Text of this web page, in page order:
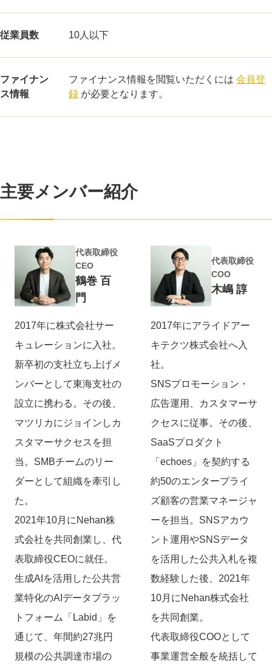
従業員数 10人以下
ファイナン
ス情報
ファイナンス情報を閲覧いただくには 会員登
録 が必要となります。
主要メンバー紹介
代表取締役
CEO
鶴巻 百
門
2017年に株式会社サー
キュレーションに入社。
新卒初の支社立ち上げメ
ンバーとして東海支社の
設立に携わる。その後、
マツリカにジョインしカ
スタマーサクセスを担
当。SMBチームのリー
ダーとして組織を牽引し
た。
2021年10月にNehan株
式会社を共同創業し、代
表取締役CEOに就任。
生成AIを活用した公共営
業特化のAIデータプラッ
トフォーム「Labid」を
通じて、年間約27兆円
規模の公共調達市場の
代表取締役
COO
木嶋 諄
2017年にアライドアー
キテクツ株式会社へ入
社。
SNSプロモーション・
広告運用、カスタマーサ
クセスに従事。その後、
SaaSプロダクト
「echoes」を契約する
約50のエンタープライ
ズ顧客の営業マネージャ
ーを担当。SNSアカウ
ント運用やSNSデータ
を活用した公共入札を複
数経験した後、2021年
10月にNehan株式会社
を共同創業。
代表取締役COOとして
事業運営全般を統括して